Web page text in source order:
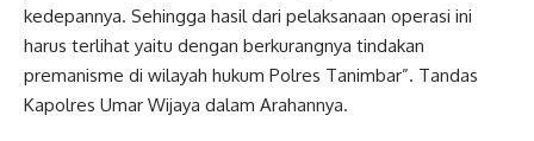
kedepannya. Sehingga hasil dari pelaksanaan operasi ini
harus terlihat yaitu dengan berkurangnya tindakan
premanisme di wilayah hukum Polres Tanimbar”. Tandas
Kapolres Umar Wijaya dalam Arahannya.